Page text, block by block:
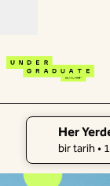
Her
bir tarih•
arama